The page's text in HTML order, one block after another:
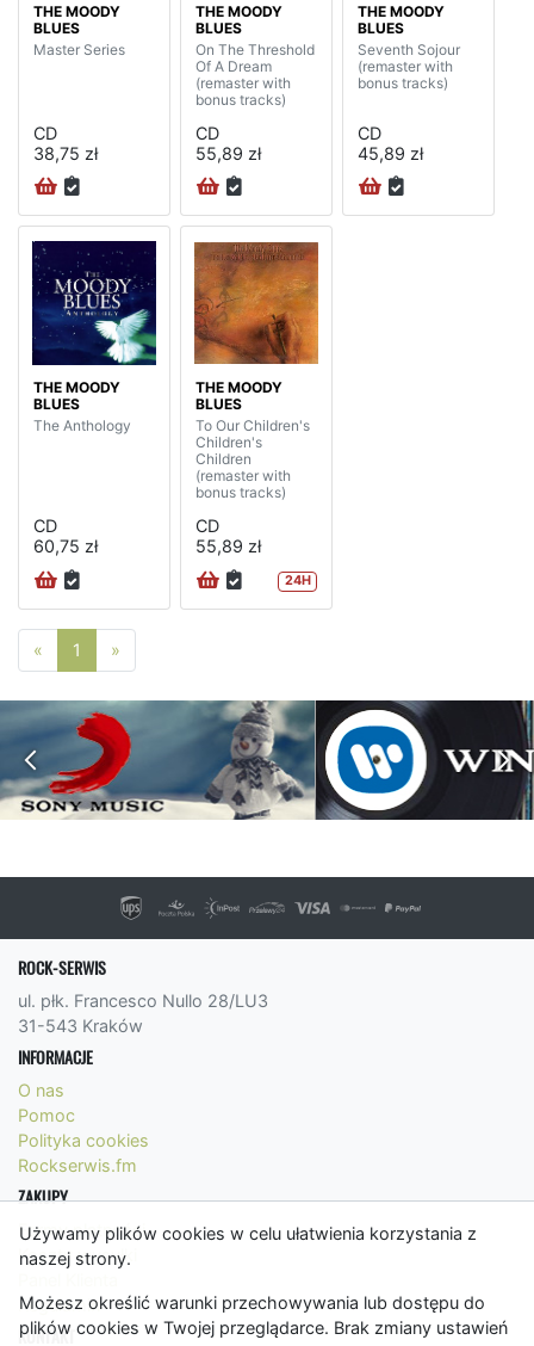
Używamy plików cookies w celu ułatwienia korzystania z
naszej strony.
Możesz określić warunki przechowywania lub dostępu do
plików cookies w Twojej przeglądarce. Brak zmiany ustawień
THE MOODY
BLUES
Master Series
CD
38,75 zł
THE MOODY
BLUES
On The Threshold
Of A Dream
(remaster with
bonus tracks)
CD
55,89 zł
THE MOODY
BLUES
Seventh Sojour
(remaster with
bonus tracks)
CD
45,89 zł
THE MOODY
BLUES
The Anthology
CD
60,75 zł
THE MOODY
BLUES
To Our Children's
Children's
Children
(remaster with
bonus tracks)
CD
55,89 zł
24H
« Poprzednia strona
1 »
ROCK-SERWIS
ul. płk. Francesco Nullo 28/LU3
31-543 Kraków
INFORMACJE
O nas
Pomoc
Polityka cookies
Rockserwis.fm
ZAKUPY
Formy płatności
Koszty wysyłki
Regulamin
KONTAKT